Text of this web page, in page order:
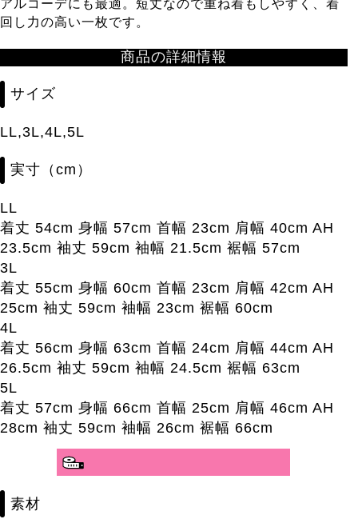
アルコーデにも最適。短丈なので重ね着もしやすく、着
回し力の高い一枚です。
商品の詳細情報
サイズ
LL,3L,4L,5L
実寸（cm）
LL
着丈 54cm 身幅 57cm 首幅 23cm 肩幅 40cm AH
23.5cm 袖丈 59cm 袖幅 21.5cm 裾幅 57cm
3L
着丈 55cm 身幅 60cm 首幅 23cm 肩幅 42cm AH
25cm 袖丈 59cm 袖幅 23cm 裾幅 60cm
4L
着丈 56cm 身幅 63cm 首幅 24cm 肩幅 44cm AH
26.5cm 袖丈 59cm 袖幅 24.5cm 裾幅 63cm
5L
着丈 57cm 身幅 66cm 首幅 25cm 肩幅 46cm AH
28cm 袖丈 59cm 袖幅 26cm 裾幅 66cm
分かりやすいサイズガイド>>
素材